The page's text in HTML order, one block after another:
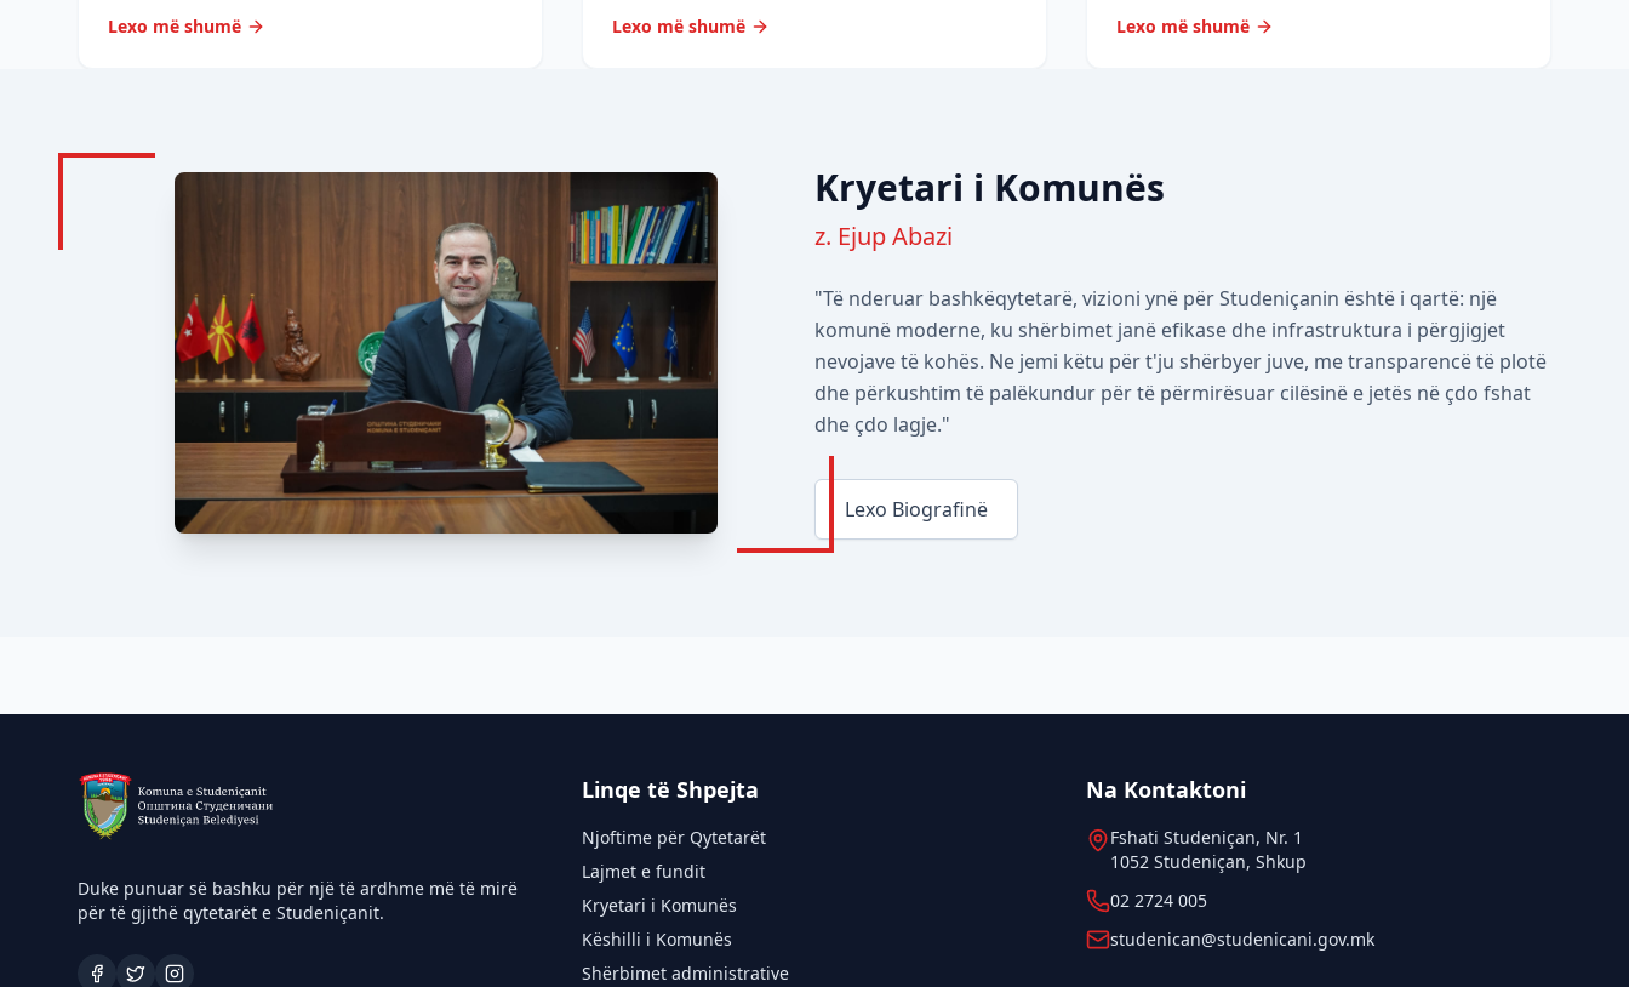
Lexo më shumë Lexo më shumë Lexo më shumë
Kryetari i Komunës
z. Ejup Abazi
"Të nderuar bashkëqytetarë, vizioni ynë për Studeniçanin është i qartë: një
komunë moderne, ku shërbimet janë efikase dhe infrastruktura i përgjigjet
nevojave të kohës. Ne jemi këtu për t'ju shërbyer juve, me transparencë të plotë
dhe përkushtim të palëkundur për të përmirësuar cilësinë e jetës në çdo fshat
dhe çdo lagje."
Lexo Biografinë
Duke punuar së bashku për një të ardhme më të mirë
për të gjithë qytetarët e Studeniçanit.
Linqe të Shpejta
Njoftime për Qytetarët
Lajmet e fundit
Kryetari i Komunës
Këshilli i Komunës
Shërbimet administrative
Na Kontaktoni
Fshati Studeniçan, Nr. 1
1052 Studeniçan, Shkup
02 2724 005
studenican@studenicani.gov.mk